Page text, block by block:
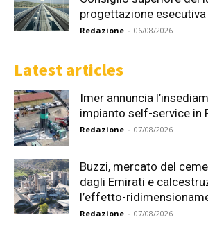
progettazione esecutiva
Redazione - 06/08/2026
Latest articles
Imer annuncia
impianto self-service in
Redazione - 07/08/2026
Buzzi, mercato del
dagli Emirati e
l’effetto-
Redazione - 07/08/2026